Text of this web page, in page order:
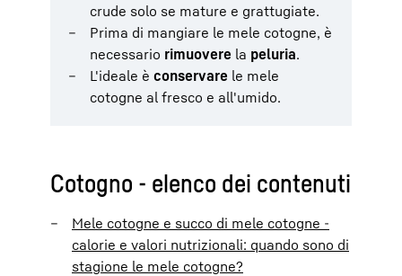
crude solo se mature e grattugiate.
Prima di mangiare le mele cotogne, è
necessario rimuovere la peluria.
L'ideale è conservare le mele
cotogne al fresco e all'umido.
Cotogno - elenco dei contenuti
Mele cotogne e succo di mele cotogne -
calorie e valori nutrizionali: quando sono di
stagione le mele cotogne?